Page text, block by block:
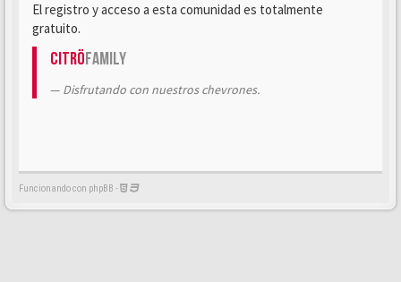
El registro y acceso a esta comunidad es totalmente
gratuito.
CitröFamily
Disfrutando con nuestros chevrones.
Funcionando con phpBB -